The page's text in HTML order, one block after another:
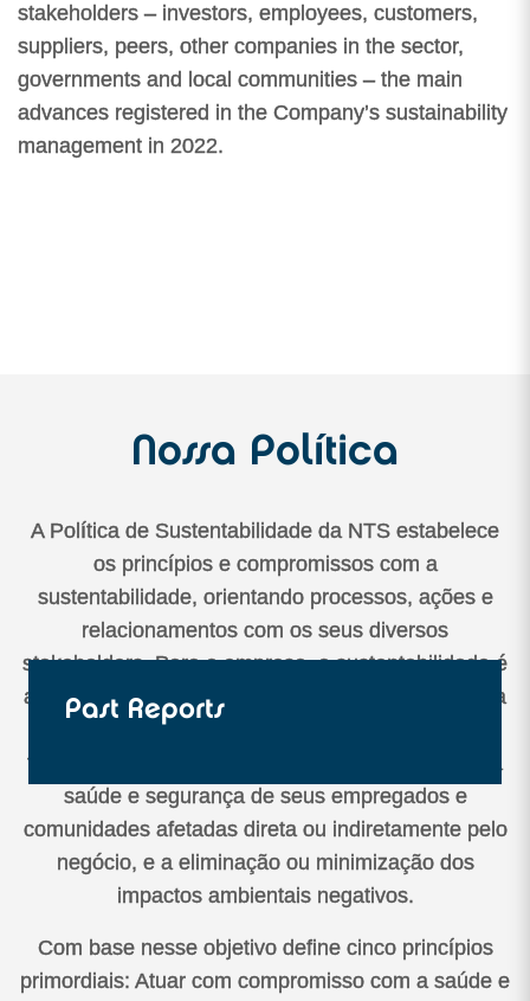
stakeholders – investors, employees, customers,
suppliers, peers, other companies in the sector,
governments and local communities – the main
advances registered in the Company’s sustainability
management in 2022.
Past Reports
Nossa Política
A Política de Sustentabilidade da NTS estabelece
os princípios e compromissos com a
sustentabilidade, orientando processos, ações e
relacionamentos com os seus diversos
stakeholders. Para a empresa, a sustentabilidade é
alcançada quando seus negócios geram valor para
todas as partes interessadas, apoiando o
fortalecimento social, a manutenção e melhoria da
saúde e segurança de seus empregados e
comunidades afetadas direta ou indiretamente pelo
negócio, e a eliminação ou minimização dos
impactos ambientais negativos.
Com base nesse objetivo define cinco princípios
primordiais: Atuar com compromisso com a saúde e